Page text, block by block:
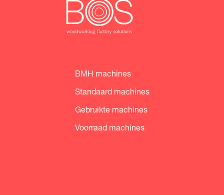
BMH machines
Standaard machines
Gebruikte machines
Voorraad machines